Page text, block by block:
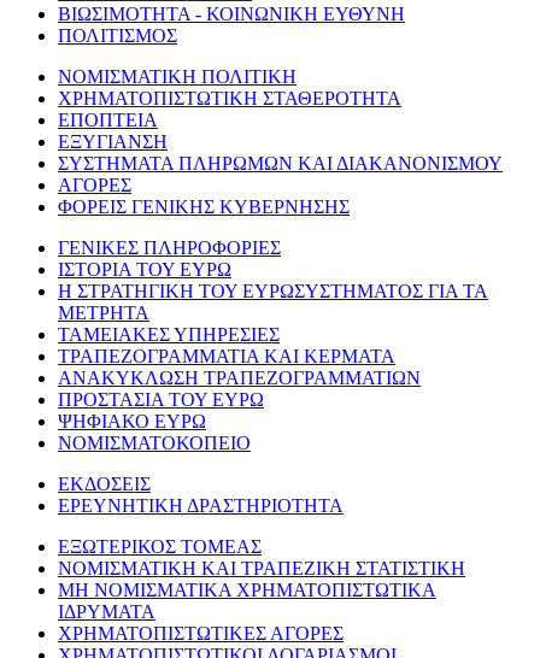
ΒΙΩΣΙΜΟΤΗΤΑ - ΚΟΙΝΩΝΙΚΗ ΕΥΘΥΝΗ
ΠΟΛΙΤΙΣΜΟΣ
ΝΟΜΙΣΜΑΤΙΚΗ ΠΟΛΙΤΙΚΗ
ΧΡΗΜΑΤΟΠΙΣΤΩΤΙΚΗ ΣΤΑΘΕΡΟΤΗΤΑ
ΕΠΟΠΤΕΙΑ
ΕΞΥΓΙΑΝΣΗ
ΣΥΣΤΗΜΑΤΑ ΠΛΗΡΩΜΩΝ ΚΑΙ ΔΙΑΚΑΝΟΝΙΣΜΟΥ
ΑΓΟΡΕΣ
ΦΟΡΕΙΣ ΓΕΝΙΚΗΣ ΚΥΒΕΡΝΗΣΗΣ
ΓΕΝΙΚΕΣ ΠΛΗΡΟΦΟΡΙΕΣ
ΙΣΤΟΡΙΑ ΤΟΥ ΕΥΡΩ
Η ΣΤΡΑΤΗΓΙΚΗ ΤΟΥ ΕΥΡΩΣΥΣΤΗΜΑΤΟΣ ΓΙΑ ΤΑ
ΜΕΤΡΗΤΑ
ΤΑΜΕΙΑΚΕΣ ΥΠΗΡΕΣΙΕΣ
ΤΡΑΠΕΖΟΓΡΑΜΜΑΤΙΑ ΚΑΙ ΚΕΡΜΑΤΑ
ΑΝΑΚΥΚΛΩΣΗ ΤΡΑΠΕΖΟΓΡΑΜΜΑΤΙΩΝ
ΠΡΟΣΤΑΣΙΑ ΤΟΥ ΕΥΡΩ
ΨΗΦΙΑΚΟ ΕΥΡΩ
ΝΟΜΙΣΜΑΤΟΚΟΠΕΙΟ
ΕΚΔΟΣΕΙΣ
ΕΡΕΥΝΗΤΙΚΗ ΔΡΑΣΤΗΡΙΟΤΗΤΑ
ΕΞΩΤΕΡΙΚΟΣ ΤΟΜΕΑΣ
ΝΟΜΙΣΜΑΤΙΚΗ ΚΑΙ ΤΡΑΠΕΖΙΚΗ ΣΤΑΤΙΣΤΙΚΗ
ΜΗ ΝΟΜΙΣΜΑΤΙΚΑ ΧΡΗΜΑΤΟΠΙΣΤΩΤΙΚΑ
ΙΔΡΥΜΑΤΑ
ΧΡΗΜΑΤΟΠΙΣΤΩΤΙΚΕΣ ΑΓΟΡΕΣ